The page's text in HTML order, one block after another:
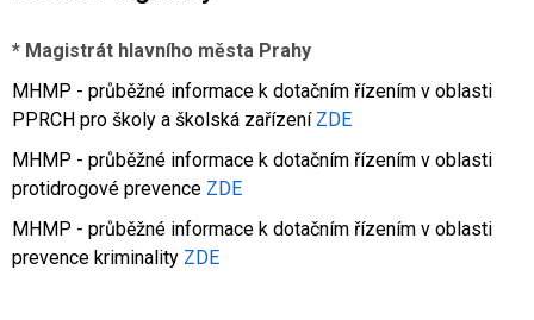
* Magistrát hlavního města Prahy
MHMP - průběžné informace k dotačním řízením v oblasti
PPRCH pro školy a školská zařízení ZDE
MHMP - průběžné informace k dotačním řízením v oblasti
protidrogové prevence ZDE
MHMP - průběžné informace k dotačním řízením v oblasti
prevence kriminality ZDE